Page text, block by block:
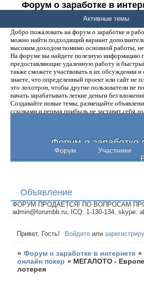
Форум о заработке в
денег.
Добро пожаловать на форум о заработке и
можно найти подходящий вариант
высоким доходом помимо основной работы, не
На форуме вы найдете полезную информацию
предоставляющие удаленную работу и
также сможете участвовать в их обсуждении
знаете, что определенный проект или сайт не
это лохотрон, чтобы другие пользователи не
начать зарабатывать легкие деньги без
Создавайте новые темы, размещайте
ссылками и первая прибыль не заставит себя
Форум о заработке
Форум Участники
Активные темы
Объявление
ФОРУМ ПРОДАЕТСЯ! ПО ВОПРОСАМ
admin@forumbb.ru, ICQ: 1-130-134, skype:
Привет, Гость! Войдите или
» Форум о заработке в интернете »
онлайн покер » МЕГАЛОТО -
лотерея